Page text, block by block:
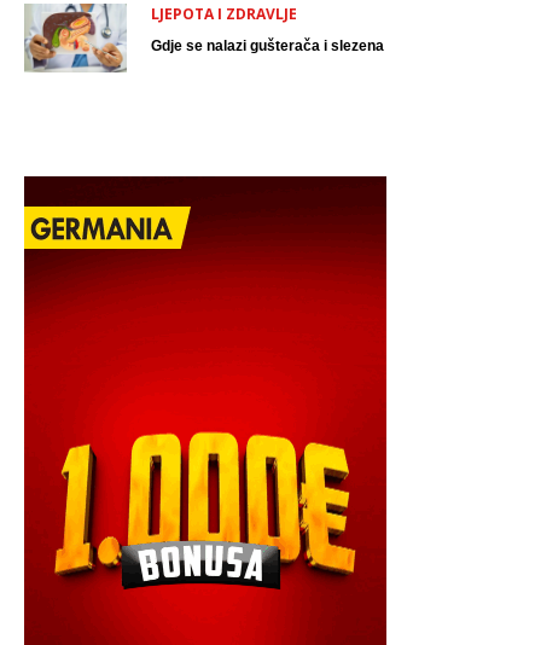
LJEPOTA I ZDRAVLJE
Gdje se nalazi gušterača i slezena